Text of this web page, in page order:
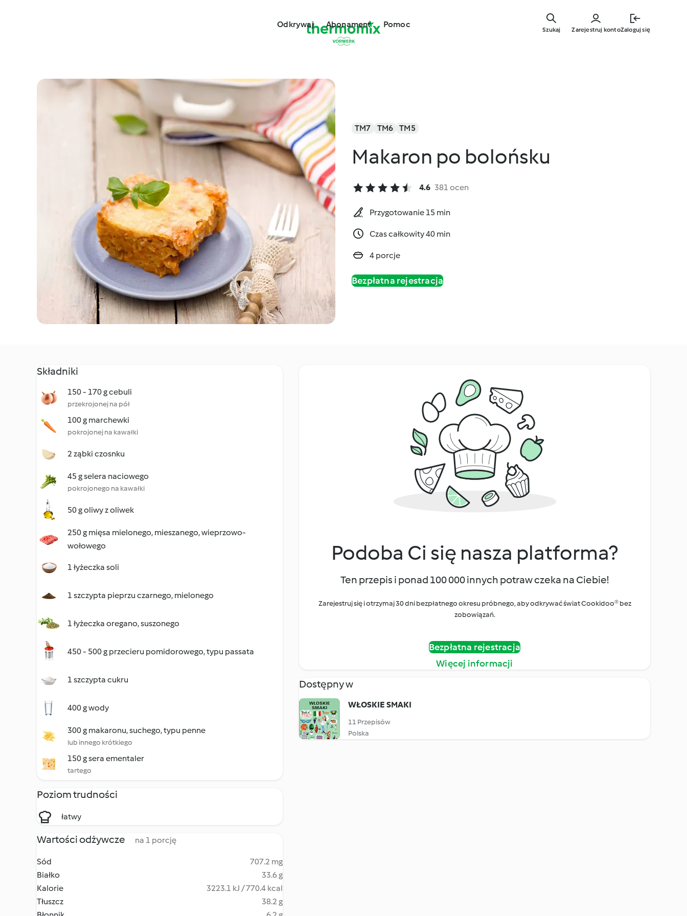
głównej
Odkrywaj Abonament Pomoc
Zarejestruj kontoZaloguj się
Szukaj
TM7 TM6 TM5
Makaron po bolońsku
4.6 381 ocen
Przygotowanie 15 min
Czas całkowity 40 min
4 porcje
Bezpłatna rejestracja
Składniki
150 - 170 g cebuli
przekrojonej na pół
100 g marchewki
pokrojonej na kawałki
2 ząbki czosnku
45 g selera naciowego
pokrojonego na kawałki
50 g oliwy z oliwek
250 g mięsa mielonego, mieszanego, wieprzowo-
wołowego
1 łyżeczka soli
1 szczypta pieprzu czarnego, mielonego
1 łyżeczka oregano, suszonego
450 - 500 g przecieru pomidorowego, typu passata
1 szczypta cukru
400 g wody
300 g makaronu, suchego, typu penne
lub innego krótkiego
150 g sera ementaler
tartego
Poziom trudności
łatwy
Wartości odżywcze na 1 porcję
Sód
707.2 mg
Białko
33.6 g
Kalorie
3223.1 kJ / 770.4 kcal
Tłuszcz
38.2 g
Podoba Ci się nasza platforma?
Ten przepis i ponad 100 000 innych potraw czeka na Ciebie!
Zarejestruj się i otrzymaj 30 dni bezpłatnego okresu próbnego, aby odkrywać świat Cookidoo® bez
zobowiązań.
Bezpłatna rejestracja
Więcej informacji
Dostępny w
WŁOSKIE SMAKI
11 Przepisów
Polska